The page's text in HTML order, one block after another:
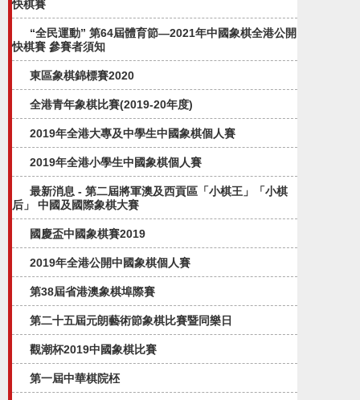
快棋賽
“全民運動” 第64屆體育節—2021年中國象棋全港公開
快棋賽 參賽者須知
東區象棋錦標賽2020
全港青年象棋比賽(2019-20年度)
2019年全港大專及中學生中國象棋個人賽
2019年全港小學生中國象棋個人賽
最新消息 - 第二屆將軍澳及西貢區「小棋王」「小棋
后」 中國及國際象棋大賽
國慶盃中國象棋賽2019
2019年全港公開中國象棋個人賽
第38屆省港澳象棋埠際賽
第二十五屆元朗藝術節象棋比賽暨同樂日
觀潮杯2019中國象棋比賽
第一屆中華棋院柸